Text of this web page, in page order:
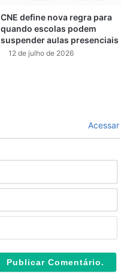
CNE define nova regra para
quando escolas podem
suspender aulas presenciais
12 de julho de 2026
Acessar
m
*a
l